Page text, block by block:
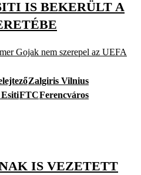
IS BEKERÜLT A
Gojak nem szerepel az UEFA
Zalgiris Vilnius
FTCFerencváros
IS VEZETETT